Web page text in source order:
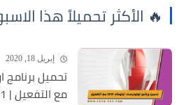
🔥 الأكثر تحميلاً هذا الاسبوع
إبريل 18, 2020
مع التفعيل | Autocad 2021